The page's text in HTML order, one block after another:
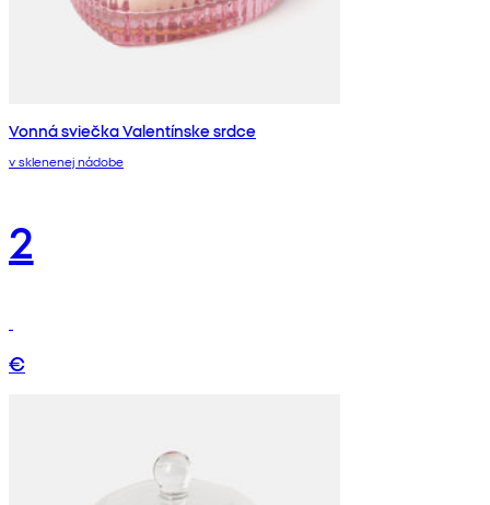
Vonná sviečka Valentínske srdce
v sklenenej nádobe
2
€